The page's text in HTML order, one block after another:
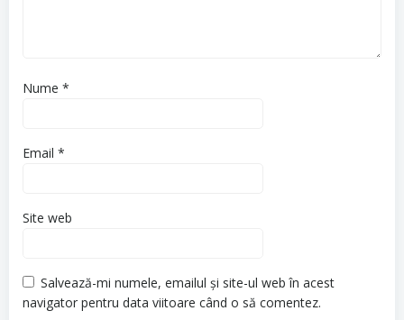
Nume *
Email *
Site web
Salvează-mi numele, emailul și site-ul web în acest
navigator pentru data viitoare când o să comentez.